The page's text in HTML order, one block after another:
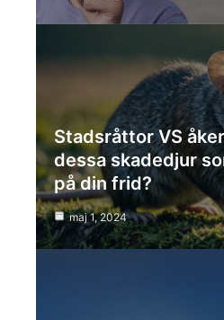
Stadsråttor VS
dessa skadedjur
på din frid?
maj 1, 2024